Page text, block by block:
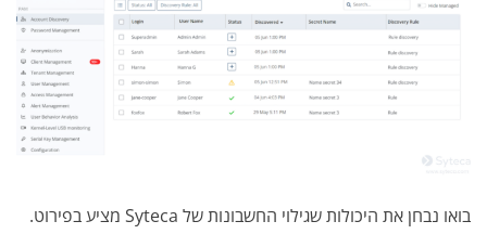
בואו נבחן את היכולות שגילוי החשבונות של Syteca מציע בפירוט.